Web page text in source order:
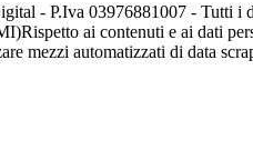
- P.Iva 03976881007 - Tutti i
Rispetto ai contenuti e ai dati
mezzi automatizzati di data